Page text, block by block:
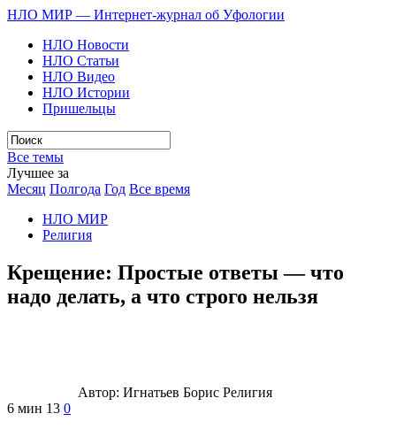
НЛО МИР — Интернет-журнал об Уфологии
НЛО Новости
НЛО Статьи
НЛО Видео
НЛО Истории
Пришельцы
Все темы
Лучшее за
Месяц Полгода Год Все время
НЛО МИР
Религия
Крещение: Простые ответы — что
надо делать, а что строго нельзя
Автор: Игнатьев Борис Религия
6 мин 13 0